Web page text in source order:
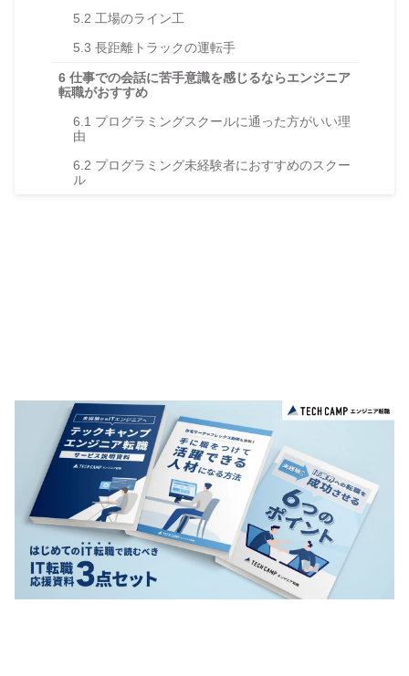
5.2 工場のライン工
5.3 長距離トラックの運転手
6 仕事での会話に苦手意識を感じるならエンジニア
転職がおすすめ
6.1 プログラミングスクールに通った方がいい理
由
6.2 プログラミング未経験者におすすめのスクー
ル